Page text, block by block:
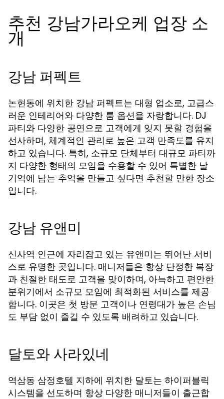
추천 강남가라오케 업장 소
개
강남 퍼펙트
논현동에 위치한 강남 퍼펙트는 대형 업소로, 고급스
러운 인테리어와 다양한 룸 옵션을 자랑합니다. DJ
파티와 다양한 공연으로 고객에게 잊지 못할 경험을
선사하며, 체계적인 관리로 높은 고객 만족도를 유지
하고 있습니다. 특히, 소규모 단체부터 대규모 파티까
지 다양한 형태의 모임을 수용할 수 있어 특별한 날
기억에 남는 추억을 만들고 싶다면 추천할 만한 장소
입니다.
강남 유앤미
신사역 인근에 자리잡고 있는 유앤미는 뛰어난 서비
스로 유명한 곳입니다. 매니저들은 항상 단정한 복장
과 친절한 태도로 고객을 맞이하며, 아늑하고 편안한
분위기에서 소규모 모임에 최적화된 서비스를 제공
합니다. 이곳은 첫 방문 고객이나 연령대가 높은 손님
도 부담 없이 즐길 수 있도록 배려하고 있습니다.
달토와 사라있네
역삼동 삼정호텔 지하에 위치한 달토는 하이퍼블릭
시스템을 선도하며 항상 다양한 매니저들이 출근합